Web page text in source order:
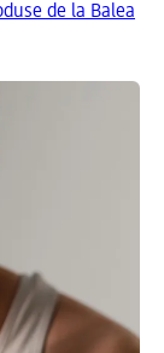
de la Balea